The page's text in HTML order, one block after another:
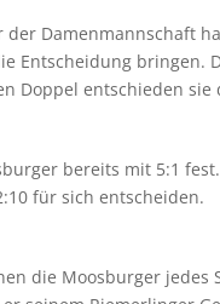
Damenmannschaft
Entscheidung bringen.
Doppel entschieden
bereits mit 5:1
für sich entscheiden.
die Moosburger jedes